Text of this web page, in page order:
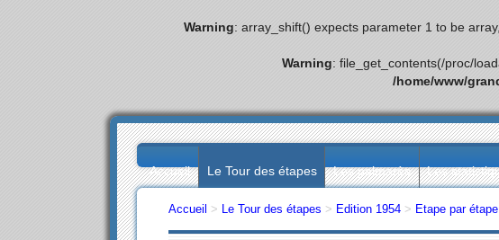
Warning: array_shift() expects parameter 1 to be
Warning: file_get_contents(/proc/
/home/www/
Accueil Le Tour des étapes Les palmarès Les
Accueil > Le Tour des étapes > Edition 1954 > Etape par étape